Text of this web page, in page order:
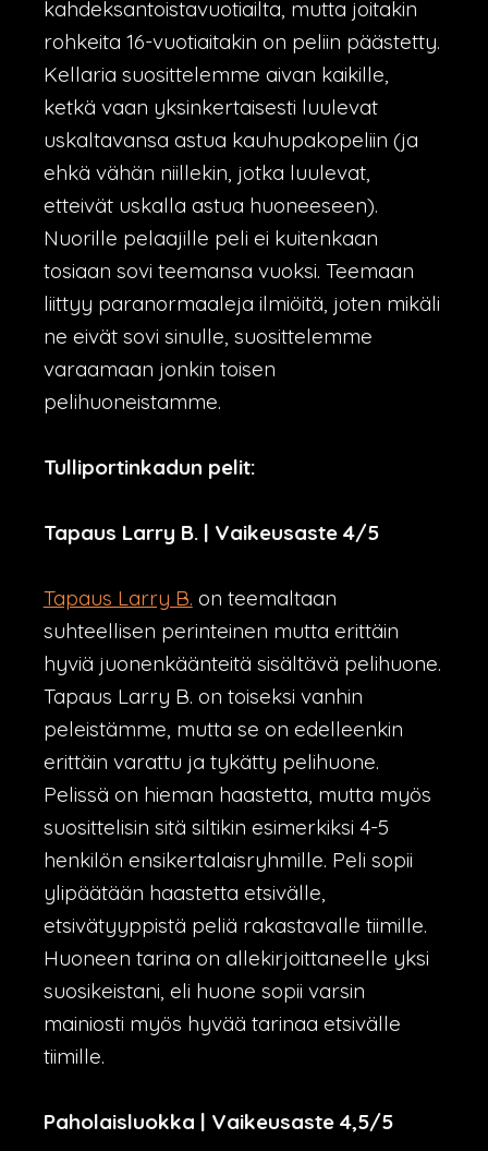
kahdeksantoistavuotiailta, mutta joitakin
rohkeita 16-vuotiaitakin on peliin päästetty.
Kellaria suosittelemme aivan kaikille,
ketkä vaan yksinkertaisesti luulevat
uskaltavansa astua kauhupakopeliin (ja
ehkä vähän niillekin, jotka luulevat,
etteivät uskalla astua huoneeseen).
Nuorille pelaajille peli ei kuitenkaan
tosiaan sovi teemansa vuoksi. Teemaan
liittyy paranormaaleja ilmiöitä, joten mikäli
ne eivät sovi sinulle, suosittelemme
varaamaan jonkin toisen
pelihuoneistamme.
Tulliportinkadun pelit:
Tapaus Larry B. | Vaikeusaste 4/5
Tapaus Larry B. on teemaltaan
suhteellisen perinteinen mutta erittäin
hyviä juonenkäänteitä sisältävä pelihuone.
Tapaus Larry B. on toiseksi vanhin
peleistämme, mutta se on edelleenkin
erittäin varattu ja tykätty pelihuone.
Pelissä on hieman haastetta, mutta myös
suosittelisin sitä siltikin esimerkiksi 4-5
henkilön ensikertalaisryhmille. Peli sopii
ylipäätään haastetta etsivälle,
etsivätyyppistä peliä rakastavalle tiimille.
Huoneen tarina on allekirjoittaneelle yksi
suosikeistani, eli huone sopii varsin
mainiosti myös hyvää tarinaa etsivälle
tiimille.
Paholaisluokka | Vaikeusaste 4,5/5